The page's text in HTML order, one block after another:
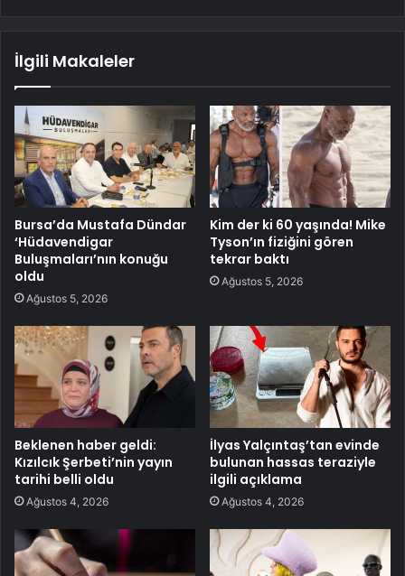
İlgili Makaleler
Bursa’da Mustafa Dündar
‘Hüdavendigar
Buluşmaları’nın konuğu
oldu
Ağustos 5, 2026
Kim der ki 60 yaşında! Mike
Tyson’ın fiziğini gören
tekrar baktı
Ağustos 5, 2026
Beklenen haber geldi:
Kızılcık Şerbeti’nin yayın
tarihi belli oldu
Ağustos 4, 2026
İlyas Yalçıntaş’tan evinde
bulunan hassas teraziyle
ilgili açıklama
Ağustos 4, 2026